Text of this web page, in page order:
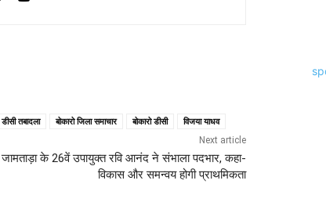
डीसी तबादला बोकारो जिला समाचार बोकारो डीसी विजया याधव
Next article
जामताड़ा के 26वें उपायुक्त रवि आनंद ने संभाला पदभार, कहा-
विकास और समन्वय होगी प्राथमिकता